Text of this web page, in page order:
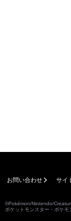
お問い合わせ サイ
©Pokémon/Nintendo/
ポケットモンスター・ポケ